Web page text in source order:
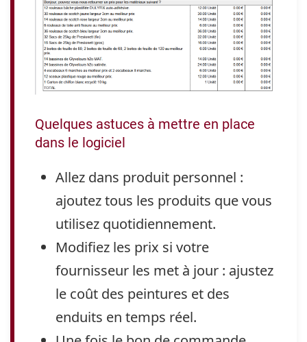
Quelques astuces à mettre en place
dans le logiciel
Allez dans produit personnel :
ajoutez tous les produits que vous
utilisez quotidiennement.
Modifiez les prix si votre
fournisseur les met à jour : ajustez
le coût des peintures et des
enduits en temps réel.